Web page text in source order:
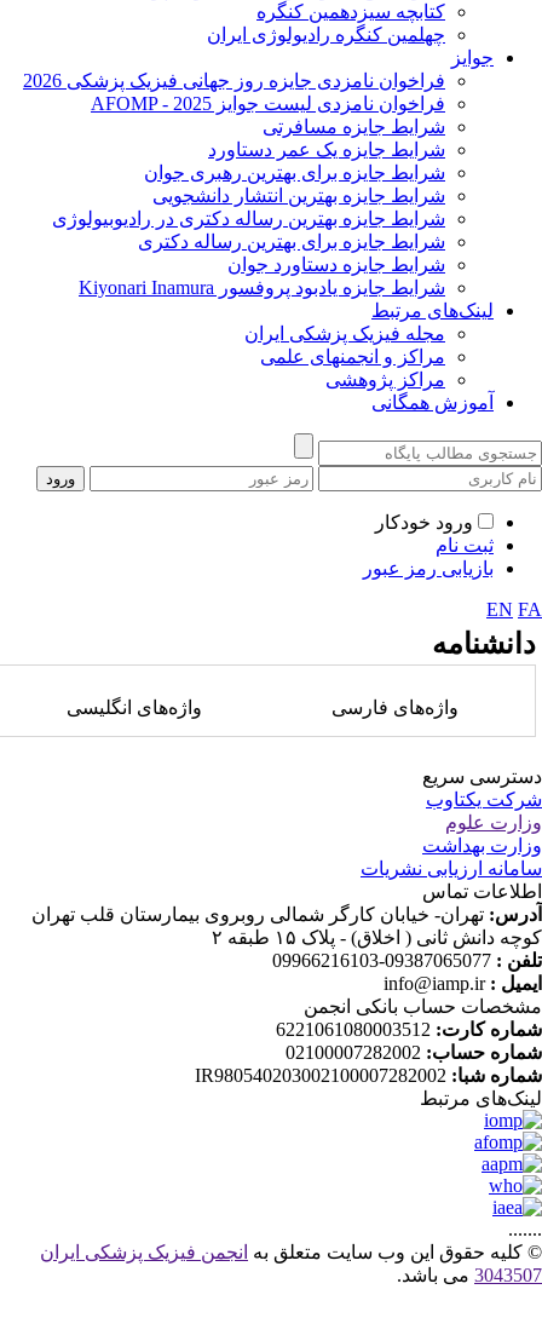
کتابچه سیزدهمین کنگره
چهلمین کنگره رادیولوژی ایران
جوایز
فراخوان نامزدی جایزه روز جهانی فیزیک پزشکی 2026
فراخوان نامزدی لیست جوایز AFOMP - 2025
شرایط جایزه مسافرتی
شرایط جایزه یک عمر دستاورد
شرایط جایزه برای بهترین رهبری جوان
شرایط جایزه بهترین انتشار دانشجویی
شرایط جایزه بهترین رساله دکتری در رادیوبیولوژی
شرایط جایزه برای بهترین رساله دکتری
شرایط جایزه دستاورد جوان
شرایط جایزه یادبود پروفسور Kiyonari Inamura
لینک‌های مرتبط
مجله فیزیک پزشکی ایران
مراکز و انجمنهای علمی
مراکز پژوهشی
آموزش همگانی
ورود خودکار
ثبت نام
بازیابی رمز عبور
EN
واژه‌های فارسی واژه‌های انگلیسی
سریع
یکتاوب
علوم
بهداشت
ارزیابی نشریات
تماس
تهران- خیابان کارگر شمالی روبروی بیمارستان قلب تهران
دانش ثانی ( اخلاق) - پلاک ۱۵ طبقه ۲
:
09387065077-09966216103
:
info@iamp.ir
حساب بانکی انجمن
کارت:6221061080003512
حساب:02100007282002
شبا:IR980540203002100007282002
مرتبط
کلیه حقوق این وب سایت متعلق بهانجمن فیزیک پزشکی ایران
می باشد.